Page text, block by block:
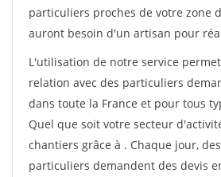
particuliers proches de votre zone
auront besoin d'un artisan pour
L'utilisation de notre service
relation avec des particuliers
dans toute la France et pour tous
Quel que soit votre secteur
chantiers grâce à . Chaque jour,
particuliers demandent des devis